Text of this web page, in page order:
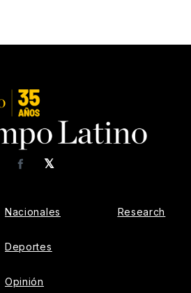
𝕏
Facebook
Nacionales
Deportes
Opinión
Research